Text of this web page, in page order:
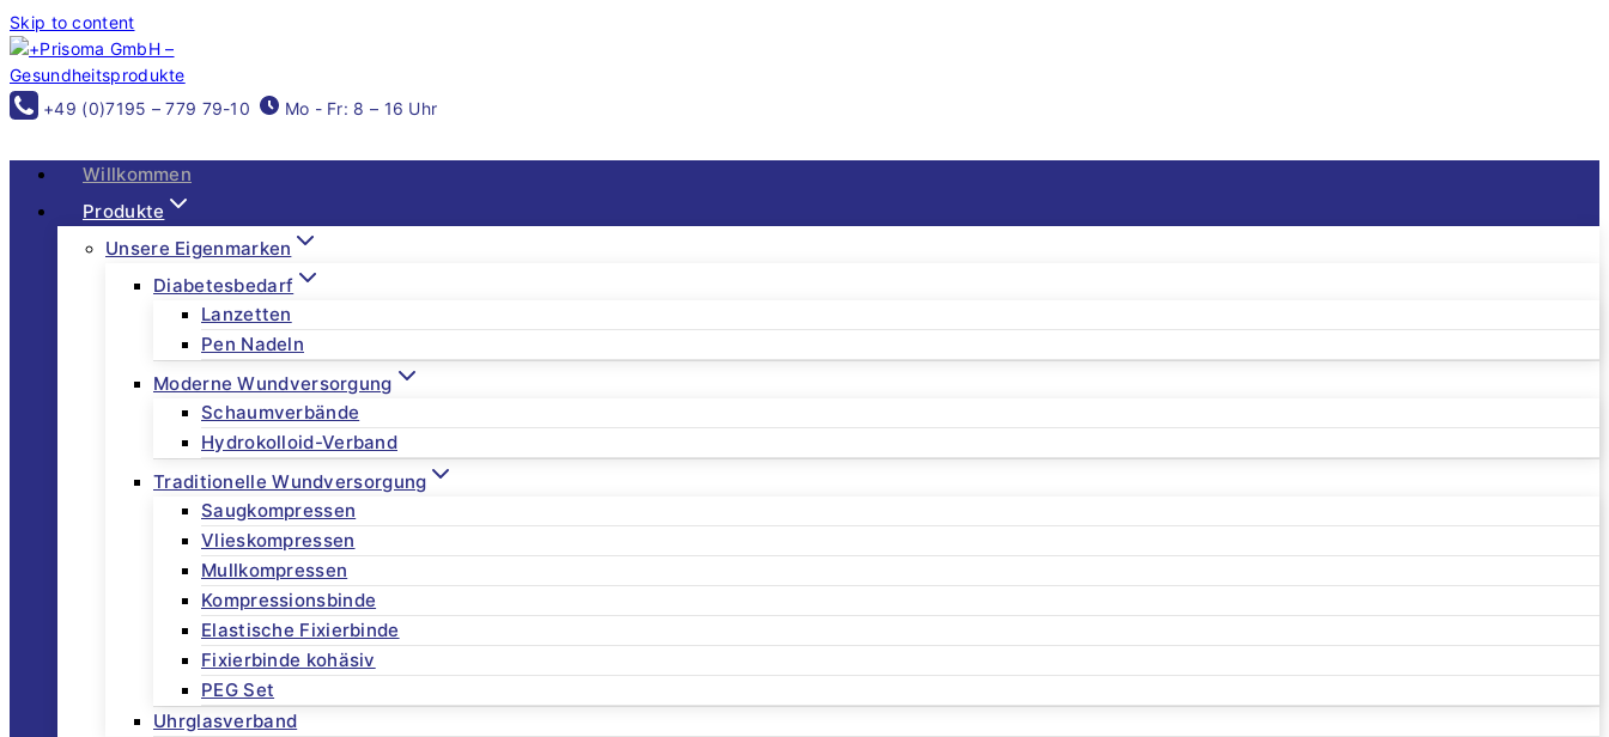
Skip to content
+49 (0)7195 – 779 79-10 Mo - Fr: 8 – 16 Uhr
Willkommen
Produkte
Unsere Eigenmarken
Diabetesbedarf
Lanzetten
Pen Nadeln
Moderne Wundversorgung
Schaumverbände
Hydrokolloid-Verband
Traditionelle Wundversorgung
Saugkompressen
Vlieskompressen
Mullkompressen
Kompressionsbinde
Elastische Fixierbinde
Fixierbinde kohäsiv
PEG Set
Uhrglasverband